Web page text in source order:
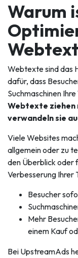
Warum
Webtexte sind das
dafür, dass
Suchmaschinen
Webtexte ziehen
verwandeln sie
Viele Websites
allgemein oder zu
den Überblick oder
Verbesserung Ihrer
Besucher
Mehr
einem Kauf
Bei UpstreamAds